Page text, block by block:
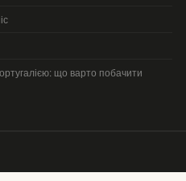
що варто побачити